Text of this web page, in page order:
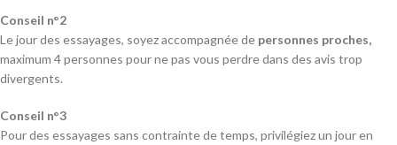
Conseil n°2
Le jour des essayages, soyez accompagnée de personnes proches,
maximum 4 personnes pour ne pas vous perdre dans des avis trop
divergents.
Conseil n°3
Pour des essayages sans contrainte de temps, privilégiez un jour en